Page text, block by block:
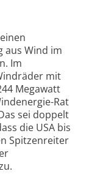
aus Wind im
Im
mit
Megawatt
Rat
sei doppelt
die USA bis
Spitzenreiter